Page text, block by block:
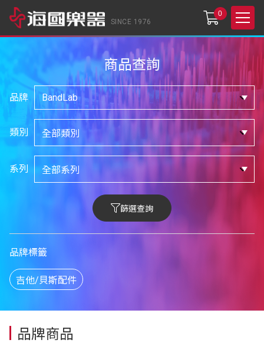
SINCE 1976
0
商品查詢
品牌
類別
系列
篩選查詢
品牌標籤
吉他/貝斯配件
品牌商品